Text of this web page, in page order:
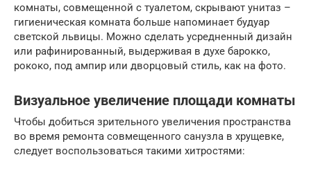
комнаты, совмещенной с туалетом, скрывают унитаз –
гигиеническая комната больше напоминает будуар
светской львицы. Можно сделать усредненный дизайн
или рафинированный, выдерживая в духе барокко,
рококо, под ампир или дворцовый стиль, как на фото.
Визуальное увеличение площади комнаты
Чтобы добиться зрительного увеличения пространства
во время ремонта совмещенного санузла в хрущевке,
следует воспользоваться такими хитростями: